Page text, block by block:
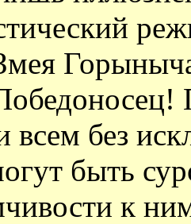
всем без
быть
к